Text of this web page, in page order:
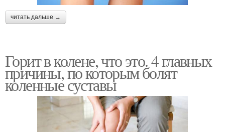
читать дальше →
Горит в колене, что это. 4 главных
причины, по которым болят
коленные суставы